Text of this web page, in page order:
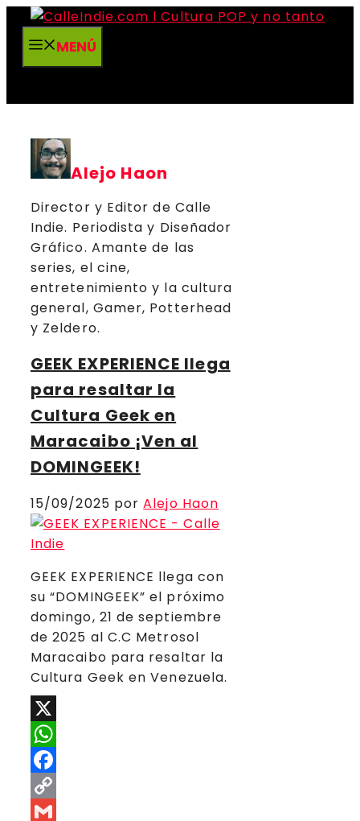
Saltar
contenidoMENÚ
Alejo Haon
Director y Editor de Calle
Indie. Periodista y Diseñador
Gráfico. Amante de las
series, el cine,
entretenimiento y la cultura
general, Gamer, Potterhead
y Zeldero.
GEEK EXPERIENCE llega
para resaltar la
Cultura Geek en
Maracaibo ¡Ven al
DOMINGEEK!
15/09/2025 porAlejo Haon
GEEK EXPERIENCE llega con
su “DOMINGEEK” el próximo
domingo, 21 de septiembre
de 2025 al C.C Metrosol
Maracaibo para resaltar la
Cultura Geek en Venezuela.
X
WhatsApp
Facebook
Copy